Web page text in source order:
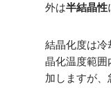
外は半結晶性
結晶化度は
晶化温度範囲
加しますが